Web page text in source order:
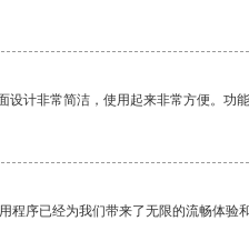
设计非常简洁，使用起来非常方便。功
程序已经为我们带来了无限的流畅体验